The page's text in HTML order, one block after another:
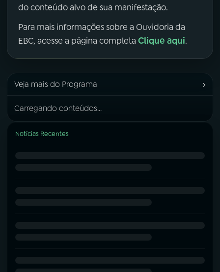
do conteúdo alvo de sua manifestação.
Para mais informações sobre a Ouvidoria da
EBC, acesse a página completa Clique aqui.
Veja mais do Programa ›
Carregando conteúdos...
Notícias Recentes